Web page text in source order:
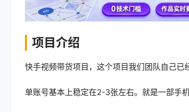
项目介绍
快手视频带货项目，这个项目我们团队自己
单账号基本上稳定在2-3张左右。就是一部手